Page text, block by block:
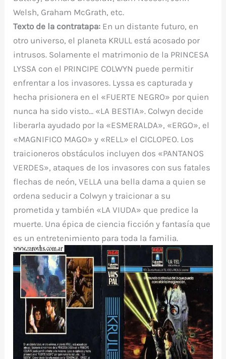
Welsh, Graham McGrath, etc.
Texto de la contratapa: En un distante futuro, en
otro universo, el planeta KRULL está acosado por
intrusos. Solamente el matrimonio de la PRINCESA
LYSSA con el PRINCIPE COLWYN puede permitir
enfrentar a los invasores. Lyssa es capturada y
hecha prisionera en el «FUERTE NEGRO» por quien
nunca ha sido visto… «LA BESTIA». Colwyn decide
liberarla ayudado por la «ESMERALDA», «ERGO», el
«MAGNIFICO MAGO» y «RELL» el CICLOPEO. Los
traicioneros obstáculos incluyen dos «PANTANOS
VERDES», ataques de los invasores con sus fatales
flechas de neón, VELLA una bella dama a quien se
ordena seducir a Colwyn y traicionar a su
prometida y también «LA VIUDA» que predice la
muerte. Una épica de ciencia ficción y fantasía que
es un entretenimiento para toda la familia.